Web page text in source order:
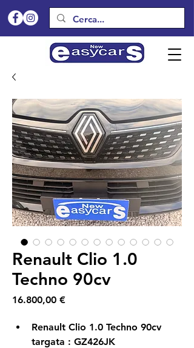
Renault Clio 1.0
Techno 90cv
16.800,00 €Prezzo
Renault Clio 1.0 Techno 90cv
targata : GZ426JK